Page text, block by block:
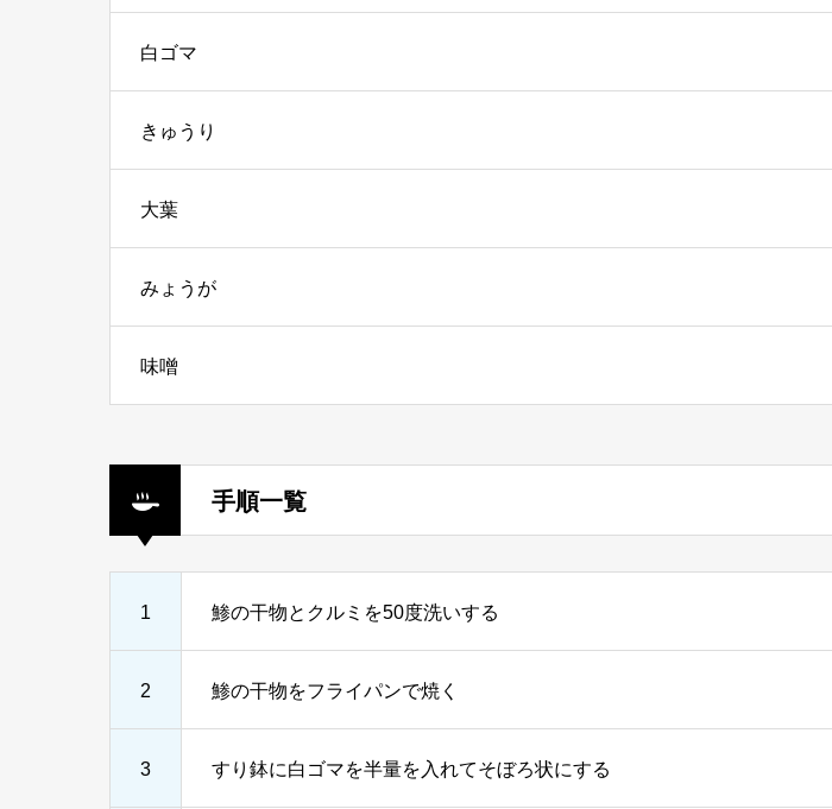
白ゴマ
きゅうり
大葉
みょうが
味噌
手順一覧
1 鯵の干物とクルミを50度洗いする
2 鯵の干物をフライパンで焼く
3 すり鉢に白ゴマを半量を入れてそぼろ状にする